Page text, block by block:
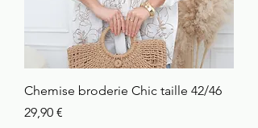
Chemise broderie Chic taille 42/46
Prix
29,90 €